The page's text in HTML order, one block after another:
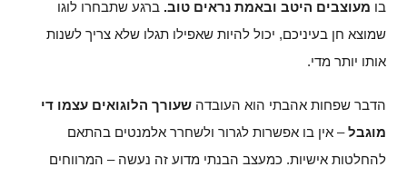
בו מעוצבים היטב ובאמת נראים טוב. ברגע שתבחרו לוגו
שמוצא חן בעיניכם, יכול להיות שאפילו תגלו שלא צריך לשנות
אותו יותר מדי.
הדבר שפחות אהבתי הוא העובדה שעורך הלוגואים עצמו די
מוגבל– אין בו אפשרות לגרור ולשחרר אלמנטים בהתאם
להחלטות אישיות. כמעצב הבנתי מדוע זה נעשה – המרווחים